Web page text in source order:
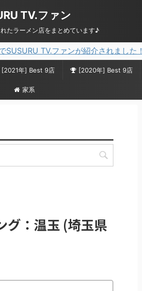
TV.ファン
たラーメン店をまとめています♪
SUSURU TV.ファンが紹介されました！
[2021年] Best 9店 [2020年] Best 9店
家系
グ：温玉 (埼玉県